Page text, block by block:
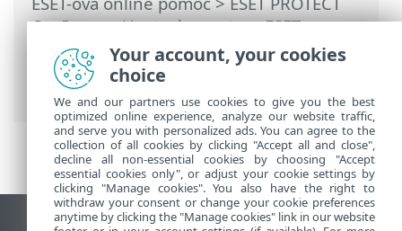
On-Prem>Upotreba sustava ESET
PROTECT On-Prem>ESET PROTECT On-
Prem Glavni izbornik
Zadaci
klijenta > Izolacija računala s mreže
Your account, your cookies
choice
We and our partners use cookies to give you the best
optimized online experience, analyze our website traffic,
and serve you with personalized ads. You can agree to the
collection of all cookies by clicking "Accept all and close",
decline all non-essential cookies by choosing "Accept
essential cookies only", or adjust your cookie settings by
clicking "Manage cookies". You also have the right to
withdraw your consent or change your cookie preferences
anytime by clicking the "Manage cookies" link in our website